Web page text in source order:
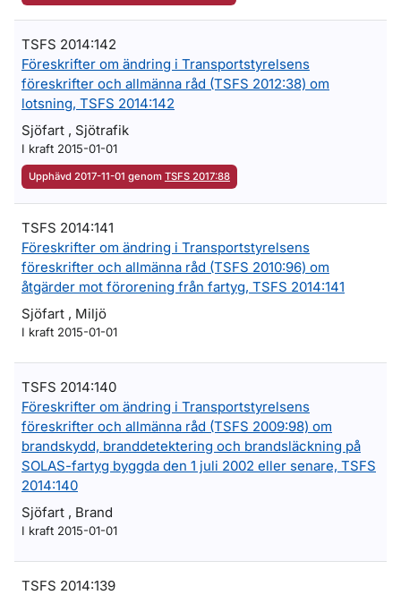
TSFS 2014:142
Föreskrifter om ändring i Transportstyrelsens
föreskrifter och allmänna råd (TSFS 2012:38) om
lotsning, TSFS 2014:142
Sjöfart , Sjötrafik
I kraft 2015-01-01
Upphävd 2017-11-01 genom TSFS 2017:88
TSFS 2014:141
Föreskrifter om ändring i Transportstyrelsens
föreskrifter och allmänna råd (TSFS 2010:96) om
åtgärder mot förorening från fartyg, TSFS 2014:141
Sjöfart , Miljö
I kraft 2015-01-01
TSFS 2014:140
Föreskrifter om ändring i Transportstyrelsens
föreskrifter och allmänna råd (TSFS 2009:98) om
brandskydd, branddetektering och brandsläckning på
SOLAS-fartyg byggda den 1 juli 2002 eller senare, TSFS
2014:140
Sjöfart , Brand
I kraft 2015-01-01
TSFS 2014:139